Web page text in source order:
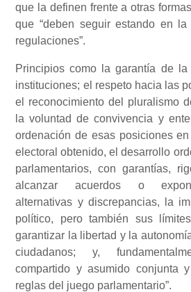
que la definen frente a otras
que “deben seguir estando en
regulaciones”.
Principios como la garantía de
instituciones; el respeto hacia las
el reconocimiento del pluralismo
la voluntad de convivencia y
ordenación de esas posiciones
electoral obtenido, el desarrollo
parlamentarios, con garantías,
alcanzar acuerdos o
alternativas y discrepancias, la
político, pero también sus
garantizar la libertad y la
ciudadanos; y,
compartido y asumido conjunta
reglas del juego parlamentario”.